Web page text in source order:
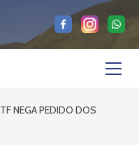
NEGA PEDIDO DOS